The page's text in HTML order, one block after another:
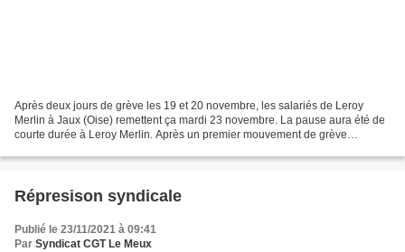
Après deux jours de grève les 19 et 20 novembre, les salariés de Leroy
Merlin à Jaux (Oise) remettent ça mardi 23 novembre. La pause aura été de
courte durée à Leroy Merlin. Après un premier mouvement de grève
Répresison syndicale
Publié le 23/11/2021 à 09:41
Par Syndicat CGT Le Meux